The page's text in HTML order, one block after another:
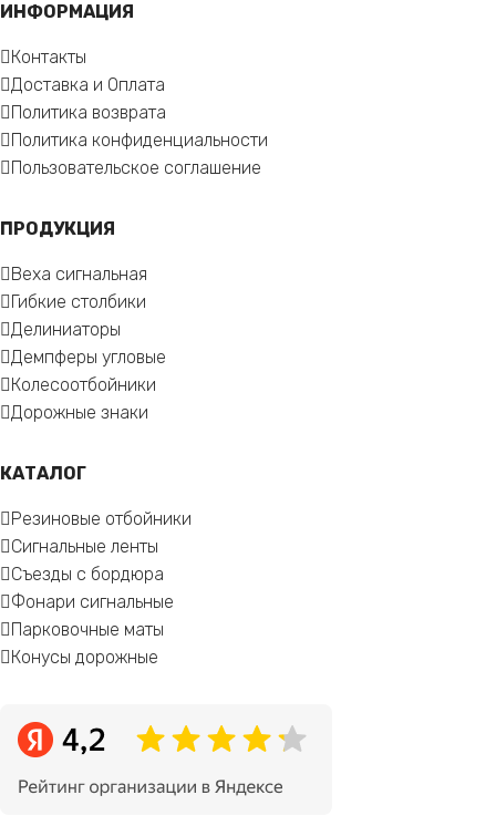
ИНФОРМАЦИЯ
Контакты
Доставка и Оплата
Политика возврата
Политика конфиденциальности
Пользовательское соглашение
ПРОДУКЦИЯ
Веха сигнальная
Гибкие столбики
Делиниаторы
Демпферы угловые
Колесоотбойники
Дорожные знаки
КАТАЛОГ
Резиновые отбойники
Сигнальные ленты
Съезды с бордюра
Фонари сигнальные
Парковочные маты
Конусы дорожные